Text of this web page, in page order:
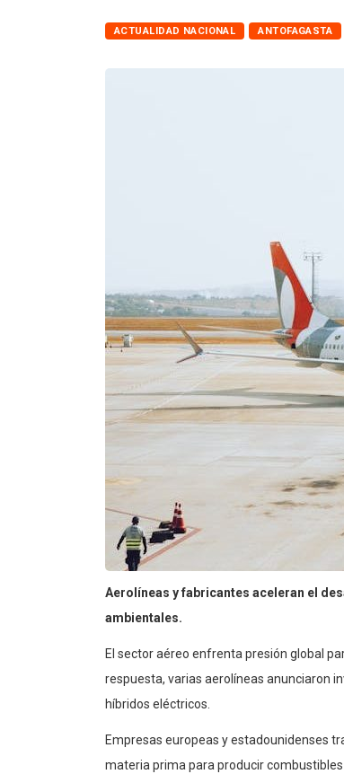
ACTUALIDAD NACIONAL ANTOFAGASTA
Aerolíneas y fabricantes aceleran el
ambientales.
El sector aéreo enfrenta presión global
respuesta, varias aerolíneas anunciaron
híbridos eléctricos.
Empresas europeas y estadounidenses
materia prima para producir combustibles